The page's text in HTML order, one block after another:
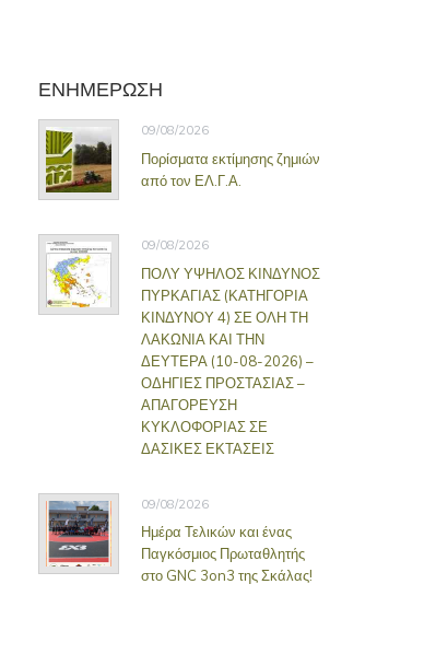
ΕΝΗΜΕΡΩΣΗ
09/08/2026
Πορίσματα εκτίμησης ζημιών
από τον ΕΛ.Γ.Α.
09/08/2026
ΠΟΛΥ ΥΨΗΛΟΣ ΚΙΝΔΥΝΟΣ
ΠΥΡΚΑΓΙΑΣ (ΚΑΤΗΓΟΡΙΑ
ΚΙΝΔΥΝΟΥ 4) ΣΕ ΟΛΗ ΤΗ
ΛΑΚΩΝΙΑ ΚΑΙ ΤΗΝ
ΔΕΥΤΕΡΑ (10-08-2026) –
ΟΔΗΓΙΕΣ ΠΡΟΣΤΑΣΙΑΣ –
ΑΠΑΓΟΡΕΥΣΗ
ΚΥΚΛΟΦΟΡΙΑΣ ΣΕ
ΔΑΣΙΚΕΣ ΕΚΤΑΣΕΙΣ
09/08/2026
Ημέρα Τελικών και ένας
Παγκόσμιος Πρωταθλητής
στο GNC 3on3 της Σκάλας!